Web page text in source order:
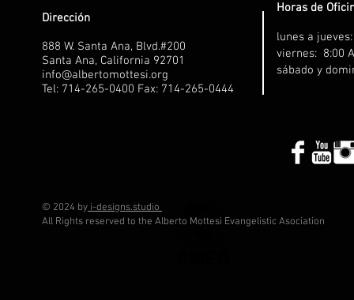
Dirección
888 W. Santa Ana, Blvd.#200
Santa Ana, California 92701
info@albertomottesi.org
Tel: 714-265-0400 Fax: 714-265-0444
Horas de
lunes a
viernes: 8:00
sábado y
© 2024 byi-designs.studio
All Rights reserved to the Alberto Mottesi Evangelistic Asociation